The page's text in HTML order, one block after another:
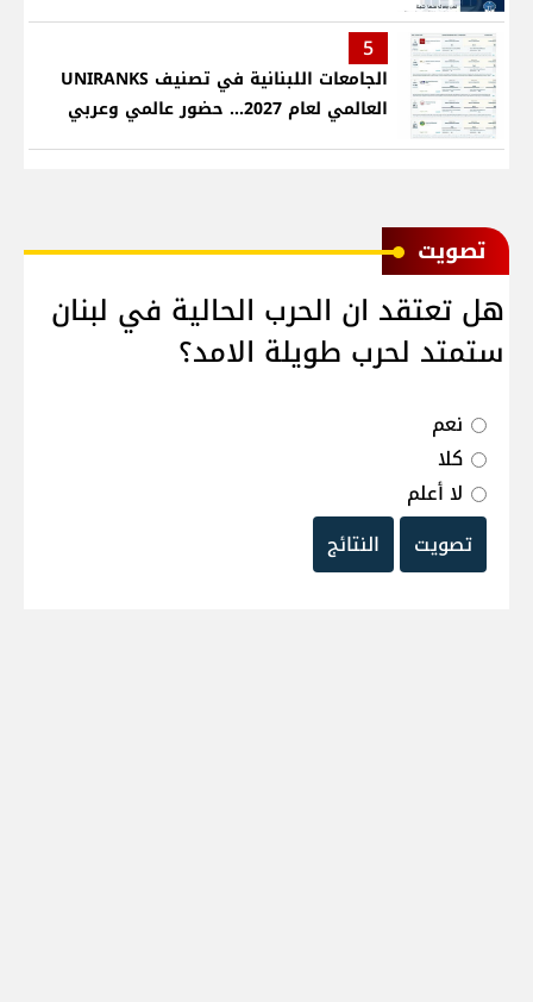
5
الجامعات اللبنانية في تصنيف UNIRANKS
العالمي لعام 2027... حضور عالمي وعربي
ﺗﺼﻮﻳﺖ
هل تعتقد ان الحرب الحالية في لبنان
ستمتد لحرب طويلة الامد؟
نعم
كلا
لا أعلم
تصويت
النتائج